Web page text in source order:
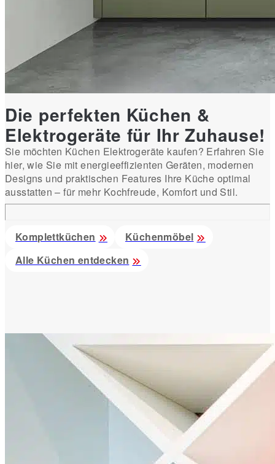
Die perfekten Küchen &
Elektrogeräte für Ihr Zuhause!
Sie möchten Küchen Elektrogeräte kaufen? Erfahren Sie
hier, wie Sie mit energieeffizienten Geräten, modernen
Designs und praktischen Features Ihre Küche optimal
ausstatten – für mehr Kochfreude, Komfort und Stil.
Komplettküchen
Küchenmöbel
Alle Küchen entdecken